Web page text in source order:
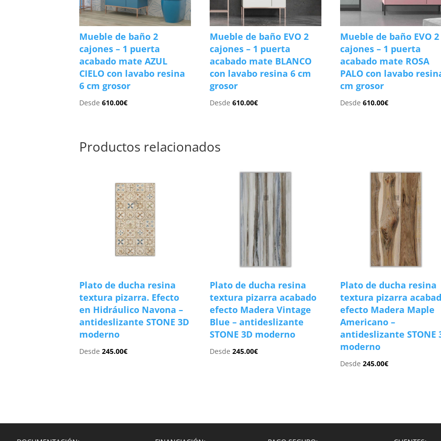
Mueble de baño 2
cajones – 1 puerta
acabado mate AZUL
CIELO con lavabo resina
6 cm grosor
Desde610.00€
Mueble de baño EVO 2
cajones – 1 puerta
acabado mate BLANCO
con lavabo resina 6 cm
grosor
Desde610.00€
Mueble de baño EVO 2
cajones – 1 puerta
acabado mate ROSA
PALO con lavabo
cm grosor
Desde610.00€
Productos relacionados
Plato de ducha resina
textura pizarra. Efecto
en Hidráulico Navona –
antideslizante STONE 3D
moderno
Desde245.00€
Plato de ducha resina
textura pizarra acabado
efecto Madera Vintage
Blue – antideslizante
STONE 3D moderno
Desde245.00€
Plato de ducha resina
textura pizarra
efecto Madera Maple
Americano –
antideslizante STONE
moderno
Desde245.00€